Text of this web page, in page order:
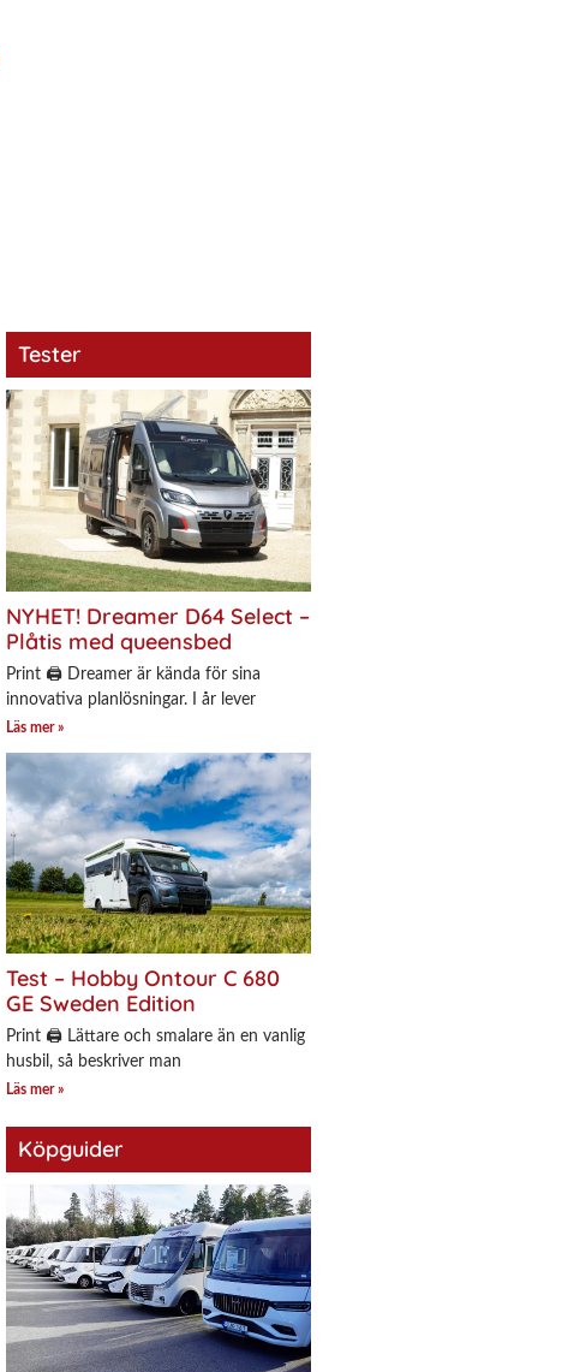
Tester
NYHET! Dreamer D64 Select –
Plåtis med queensbed
Print 🖨 Dreamer är kända för sina
innovativa planlösningar. I år lever
Läs mer »
Test – Hobby Ontour C 680
GE Sweden Edition
Print 🖨 Lättare och smalare än en vanlig
husbil, så beskriver man
Läs mer »
Köpguider